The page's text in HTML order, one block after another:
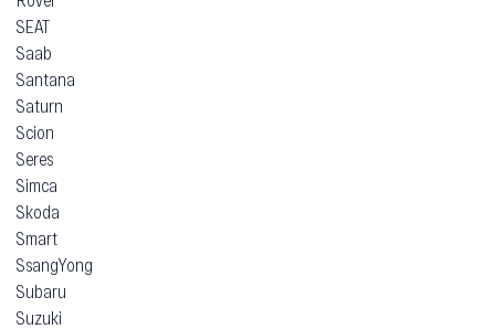
SEAT
Saab
Santana
Saturn
Scion
Seres
Simca
Skoda
Smart
SsangYong
Subaru
Suzuki